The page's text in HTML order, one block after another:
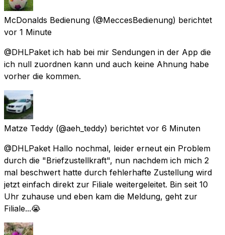
McDonalds Bedienung (@MeccesBedienung) berichtet
vor 1 Minute
@DHLPaket ich hab bei mir Sendungen in der App die
ich null zuordnen kann und auch keine Ahnung habe
vorher die kommen.
Matze Teddy (@aeh_teddy) berichtet vor 6 Minuten
@DHLPaket Hallo nochmal, leider erneut ein Problem
durch die "Briefzustellkraft", nun nachdem ich mich 2
mal beschwert hatte durch fehlerhafte Zustellung wird
jetzt einfach direkt zur Filiale weitergeleitet. Bin seit 10
Uhr zuhause und eben kam die Meldung, geht zur
Filiale...😭